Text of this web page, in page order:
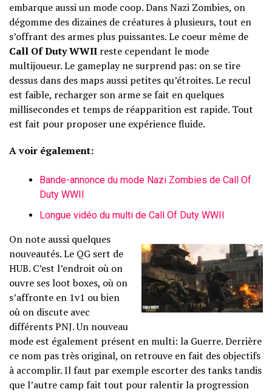
embarque aussi un mode coop. Dans Nazi Zombies, on
dégomme des dizaines de créatures à plusieurs, tout en
s’offrant des armes plus puissantes. Le coeur même de
Call Of Duty WWII reste cependant le mode
multijoueur. Le gameplay ne surprend pas: on se tire
dessus dans des maps aussi petites qu’étroites. Le recul
est faible, recharger son arme se fait en quelques
millisecondes et temps de réapparition est rapide. Tout
est fait pour proposer une expérience fluide.
A voir également:
Bande-annonce du mode Nazi Zombies de Call Of
Duty WWII
Longue vidéo du multi de Call Of Duty WWII
On note aussi quelques
nouveautés. Le QG sert de
HUB. C’est l’endroit où on
ouvre ses loot boxes, où on
s’affronte en 1v1 ou bien
où on discute avec
différents PNJ. Un nouveau
mode est également présent en multi: la Guerre. Derrière
ce nom pas très original, on retrouve en fait des objectifs
à accomplir. Il faut par exemple escorter des tanks tandis
que l’autre camp fait tout pour ralentir la progression